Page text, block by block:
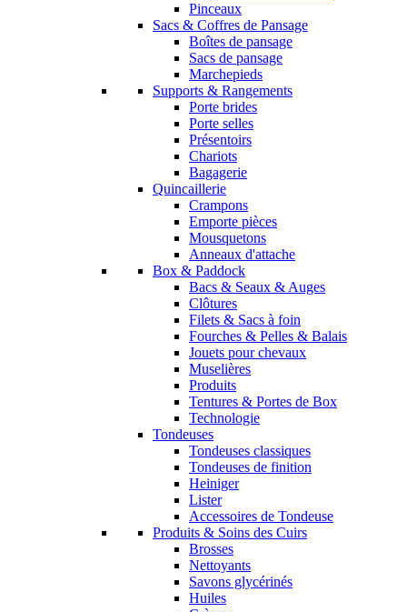
Pinceaux
Sacs & Coffres de Pansage
Boîtes de pansage
Sacs de pansage
Marchepieds
Supports & Rangements
Porte brides
Porte selles
Présentoirs
Chariots
Bagagerie
Quincaillerie
Crampons
Emporte pièces
Mousquetons
Anneaux d'attache
Box & Paddock
Bacs & Seaux & Auges
Clôtures
Filets & Sacs à foin
Fourches & Pelles & Balais
Jouets pour chevaux
Muselières
Produits
Tentures & Portes de Box
Technologie
Tondeuses
Tondeuses classiques
Tondeuses de finition
Heiniger
Lister
Accessoires de Tondeuse
Produits & Soins des Cuirs
Brosses
Nettoyants
Savons glycérinés
Huiles